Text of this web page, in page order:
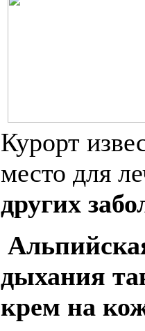
Курорт
место для
других
дыхания
крем на